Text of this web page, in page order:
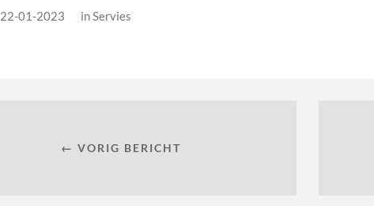
22-01-2023 inServies
← VORIG BERICHT